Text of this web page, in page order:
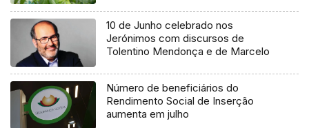
10 de Junho celebrado nos
Jerónimos com discursos de
Tolentino Mendonça e de Marcelo
Número de beneficiários do
Rendimento Social de Inserção
aumenta em julho